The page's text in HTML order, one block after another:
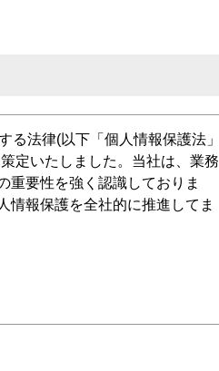
法律(以下「個人情報保護法」
定いたしました。当社は、業務
重要性を強く認識しておりま
情報保護を全社的に推進してま